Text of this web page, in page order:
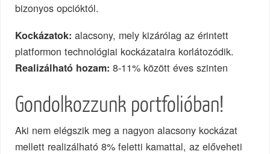
bizonyos opcióktól.
Kockázatok: alacsony, mely kizárólag az érintett
platformon technológiai kockázataira korlátozódik.
Realizálható hozam: 8-11% között éves szinten
Gondolkozzunk portfolióban!
Aki nem elégszik meg a nagyon alacsony kockázat
mellett realizálható 8% feletti kamattal, az előveheti